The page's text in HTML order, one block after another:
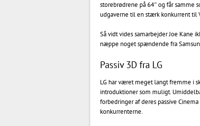
storebrødrene på 64″ og får
udgaverne til en stærk konkurrent til
Så vidt vides samarbejder Joe Kane
næppe noget spændende fra
Passiv 3D fra LG
LG har været meget langt fremme i
introduktioner som muligt.
forbedringer af deres passive
konkurrenterne.